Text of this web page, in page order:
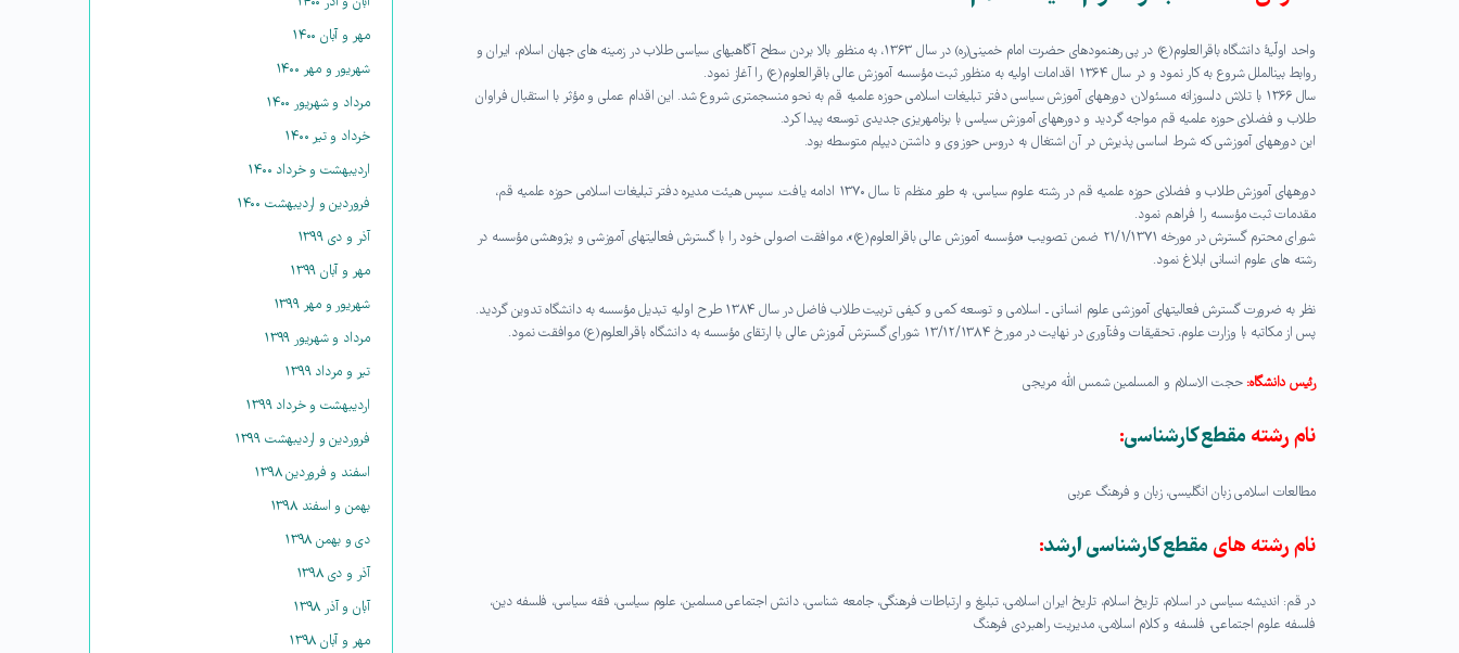
واحد اولّیۀ دانشگاه باقرالعلوم(ع) در پی رهنمودهای حضرت امام خمینی(ره) در سال ۱۳۶۳، به منظور بالا بردن سطح آگاهی­های سیاسی طلاب در زمینه ­های جهان اسلام، ایران و
روابط بین­الملل شروع به کار نمود و در سال ۱۳۶۴ اقدامات اولیه به منظور ثبت مؤسسه آموزش عالی باقرالعلوم(ع) را آغاز نمود.
سال ۱۳۶۶ با تلاش دلسوزانه مسئولان، دوره­های آموزش سیاسی دفتر تبلیغات اسلامی حوزه علمیه قم به نحو منسجم­تری شروع شد. این اقدام عملی و مؤثر با استقبال فراوان
طلاب و فضلای حوزه علمیه قم مواجه گردید و دوره­های آموزش سیاسی با برنامه­ریزی جدیدی توسعه پیدا کرد.
این دوره­های آموزشی که شرط اساسی پذیرش در آن اشتغال به دروس حوزوی و داشتن دیپلم متوسطه بود.
دوره­های آموزش طلاب و فضلای حوزه علمیه قم در رشته علوم سیاسی، به طور منظم تا سال ۱۳۷۰ ادامه یافت. سپس هیئت مدیره دفتر تبلیغات اسلامی حوزه علمیه قم،
مقدمات ثبت مؤسسه را فراهم نمود.
شورای محترم گسترش در مورخه ۲۱/۱/۱۳۷۱ ضمن تصویب «مؤسسه آموزش عالی باقرالعلوم(ع)»، موافقت اصولی خود را با گسترش فعالیت­های آموزشی و پژوهشی مؤسسه در
رشته های علوم انسانی ابلاغ نمود.
نظر به ضرورت گسترش فعالیت­های آموزشی علوم انسانی ـ اسلامی و توسعه کمی و کیفی تربیت طلاب فاضل در سال ۱۳۸۴ طرح اولیه تبدیل مؤسسه به دانشگاه تدوین گردید.
پس از مکاتبه با وزارت علوم، تحقیقات وفن­آوری در نهایت در مورخ ۱۳/۱۲/۱۳۸۴ شورای گسترش آموزش عالی با ارتقای مؤسسه به دانشگاه باقرالعلوم(ع) موافقت نمود.
رئیس دانشگاه: حجت الاسلام و المسلمین شمس الله مریجی
نام رشته مقطع کارشناسی:
مطالعات اسلامی زبان انگلیسی، زبان و فرهنگ عربی
نام رشته های مقطع کارشناسی ارشد:
در قم: اندیشه سیاسی در اسلام، تاریخ اسلام، تاریخ ایران اسلامی، تبلیغ و ارتباطات فرهنگی، جامعه شناسی، دانش اجتماعی مسلمین، علوم سیاسی، فقه سیاسی، فلسفه دین،
فلسفه علوم اجتماعی، فلسفه و کلام اسلامی، مدیریت راهبردی فرهنگ
مهر و آبان ۱۴۰۰
شهریور و مهر ۱۴۰۰
مرداد و شهریور ۱۴۰۰
خرداد و تیر ۱۴۰۰
اردیبهشت و خرداد ۱۴۰۰
فروردین و اردیبهشت ۱۴۰۰
آذر و دی ۱۳۹۹
مهر و آبان ۱۳۹۹
شهریور و مهر ۱۳۹۹
مرداد و شهریور ۱۳۹۹
تیر و مرداد ۱۳۹۹
اردیبهشت و خرداد ۱۳۹۹
فروردین و اردیبهشت ۱۳۹۹
اسفند و فروردین ۱۳۹۸
بهمن و اسفند ۱۳۹۸
دی و بهمن ۱۳۹۸
آذر و دی ۱۳۹۸
آبان و آذر ۱۳۹۸
مهر و آبان ۱۳۹۸